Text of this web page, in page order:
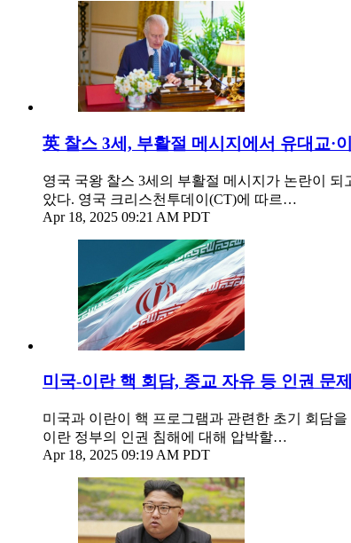
英 찰스 3세, 부활절 메시지에서 유대교·
영국 국왕 찰스 3세의 부활절 메시지가 논란이
았다. 영국 크리스천투데이(CT)에 따르…
Apr 18, 2025 09:21 AM PDT
미국-이란 핵 회담, 종교 자유 등 인권 문
미국과 이란이 핵 프로그램과 관련한 초기 회담
이란 정부의 인권 침해에 대해 압박할…
Apr 18, 2025 09:19 AM PDT